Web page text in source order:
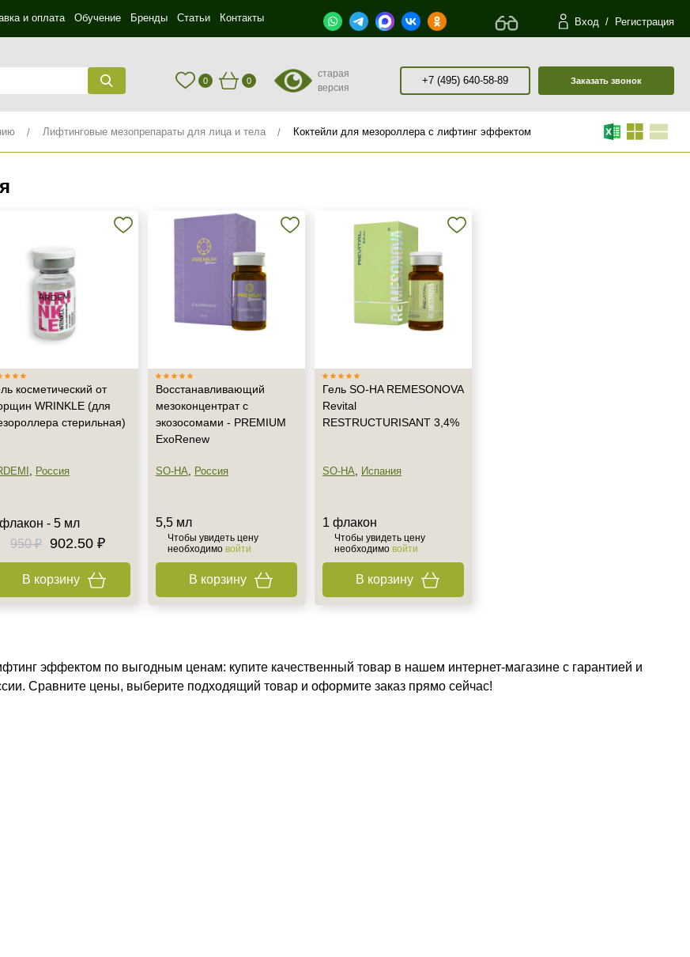
и оплата Обучение Бренды Статьи Контакты Вход / Регистрация
0 0
старая
версия
+7 (495) 640-58-89 Заказать звонок
Лифтинговые мезопрепараты для лица и тела Коктейли для мезороллера с лифтинг эффектом
косметический от
WRINKLE (для
стерильная)
, Россия
- 5 мл
950 ₽ 902.50 ₽
В корзину
Восстанавливающий
мезоконцентрат с
экозосомами - PREMIUM
ExoRenew
SO-HA, Россия
5,5 мл
Чтобы увидеть цену
необходимо войти
В корзину
Гель SO-HA REMESONOVA
Revital
RESTRUCTURISANT 3,4%
SO-HA, Испания
1 флакон
Чтобы увидеть цену
необходимо войти
В корзину
эффектом по выгодным ценам: купите качественный товар в нашем интернет-магазине с гарантией и
Сравните цены, выберите подходящий товар и оформите заказ прямо сейчас!